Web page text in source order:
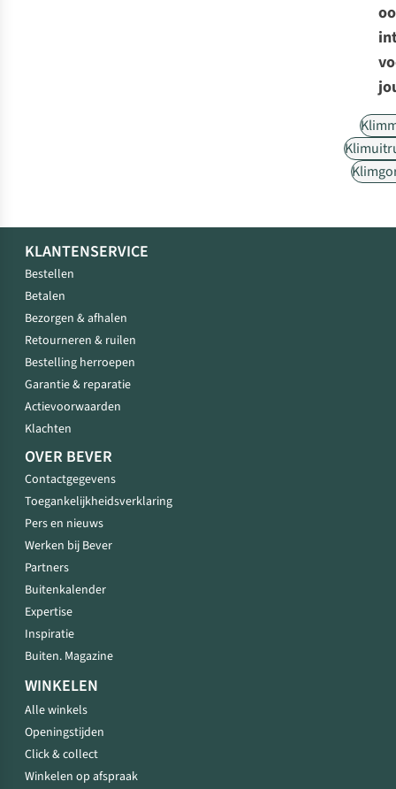
KLANTENSERVICE
Bestellen
Betalen
Bezorgen & afhalen
Retourneren & ruilen
Bestelling herroepen
Garantie & reparatie
Actievoorwaarden
Klachten
OVER BEVER
Contactgegevens
Toegankelijkheidsverklaring
Pers en nieuws
Werken bij Bever
Partners
Buitenkalender
Expertise
Inspiratie
Buiten. Magazine
WINKELEN
Alle winkels
Openingstijden
Click & collect
Winkelen op afspraak